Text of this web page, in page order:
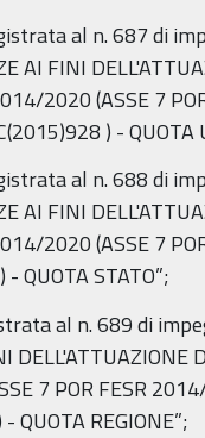
al n. 687 di
AI FINI
2020 (ASSE 7
) - QUOTA
al n. 688 di
AI FINI
2020 (ASSE 7
QUOTA STATO”;
al n. 689 di
DELL'ATTUAZIONE
7 POR FESR
QUOTA REGIONE”;